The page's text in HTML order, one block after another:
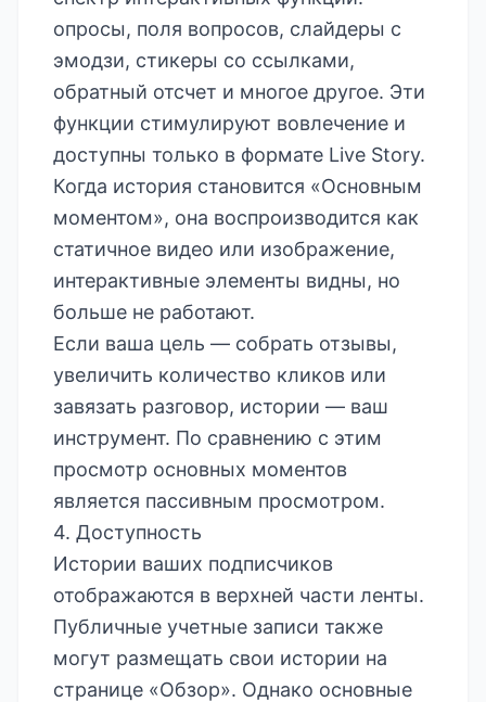
опросы, поля вопросов, слайдеры с
эмодзи, стикеры со ссылками,
обратный отсчет и многое другое. Эти
функции стимулируют вовлечение и
доступны только в формате Live Story.
Когда история становится «Основным
моментом», она воспроизводится как
статичное видео или изображение,
интерактивные элементы видны, но
больше не работают.
Если ваша цель — собрать отзывы,
увеличить количество кликов или
завязать разговор, истории — ваш
инструмент. По сравнению с этим
просмотр основных моментов
является пассивным просмотром.
4. Доступность
Истории ваших подписчиков
отображаются в верхней части ленты.
Публичные учетные записи также
могут размещать свои истории на
странице «Обзор». Однако основные